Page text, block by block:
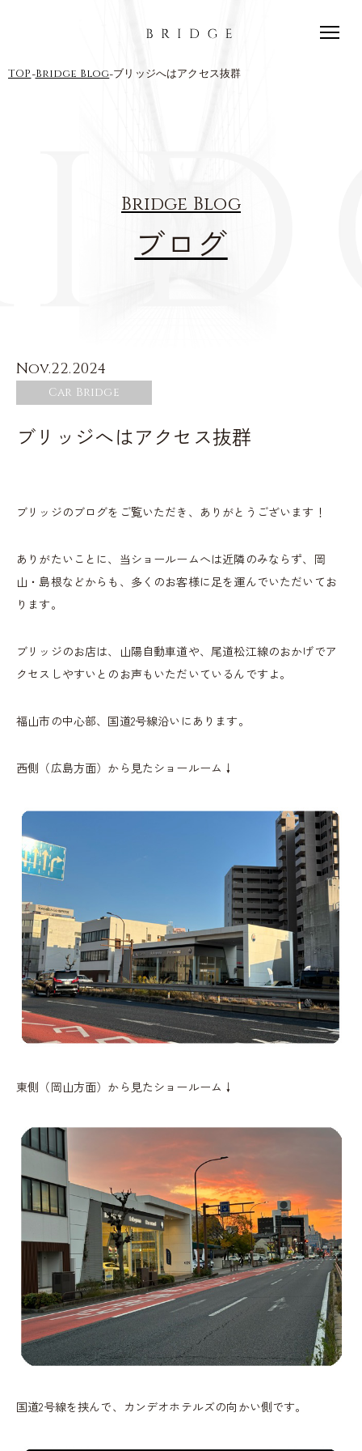
TOP-Bridge Blog-ブリッジへはアクセス抜群
Bridge Blog
ブログ
Nov.22.2024
Car Bridge
ブリッジへはアクセス抜群
ブリッジのブログをご覧いただき、ありがとうございます！
ありがたいことに、当ショールームへは近隣のみならず、岡
山・島根などからも、多くのお客様に足を運んでいただいてお
ります。
ブリッジのお店は、山陽自動車道や、尾道松江線のおかげでア
クセスしやすいとのお声もいただいているんですよ。
福山市の中心部、国道2号線沿いにあります。
西側（広島方面）から見たショールーム↓
東側（岡山方面）から見たショールーム↓
国道2号線を挟んで、カンデオホテルズの向かい側です。